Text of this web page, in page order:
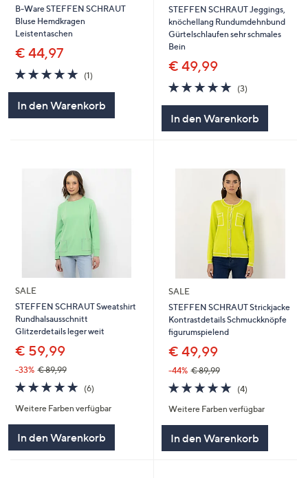
B-Ware STEFFEN SCHRAUT
Bluse Hemdkragen
Leistentaschen
€ 44,97
5.0
von
(1)1
In den Warenkorb
STEFFEN SCHRAUT Jeggings,
knöchellang Rundumdehnbund
Gürtelschlaufen sehr schmales
Bein
€ 49,99
5.0
von
(3)3
In den Warenkorb
SALE
STEFFEN SCHRAUT Sweatshirt
Rundhalsausschnitt
Glitzerdetails leger weit
€ 59,99
-33% € 89,99
5.0
von
5
(6)6
Weitere Farben verfügbar
In den Warenkorb
SALE
STEFFEN SCHRAUT Strickjacke
Kontrastdetails Schmuckknöpfe
figurumspielend
€ 49,99
-44% € 89,99
5.0
von
5
(4)4
Weitere Farben verfügbar
In den Warenkorb